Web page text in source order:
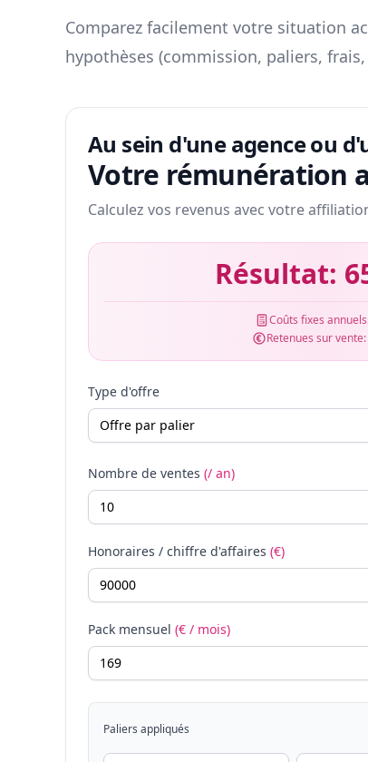
Comparez facilement votre situation
hypothèses (commission, paliers,
Au sein d'une agence ou
Votre rémunération
Calculez vos revenus avec votre
Résultat:
Coûts fixes
Retenues sur vente:
Type d'offre
Nombre de ventes (/ an)
Honoraires / chiffre d'affaires (€)
Pack mensuel (€ / mois)
Paliers appliqués